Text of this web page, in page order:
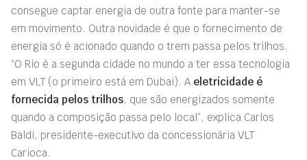
consegue captar energia de outra fonte para manter-se
em movimento. Outra novidade é que o fornecimento de
energia só é acionado quando o trem passa pelos trilhos.
“O Rio é a segunda cidade no mundo a ter essa tecnologia
em VLT (o primeiro está em Dubai). A eletricidade é
fornecida pelos trilhos, que são energizados somente
quando a composição passa pelo local”, explica Carlos
Baldi, presidente-executivo da concessionária VLT
Carioca.